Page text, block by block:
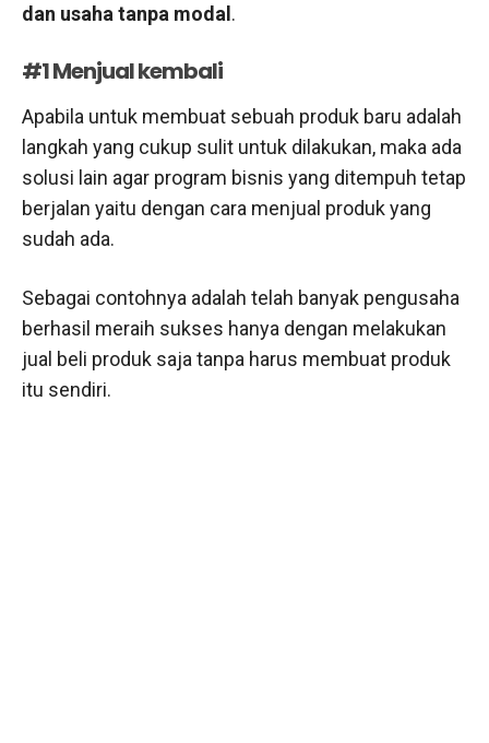
dan usaha tanpa modal.
#1 Menjual kembali
Apabila untuk membuat sebuah produk baru adalah
langkah yang cukup sulit untuk dilakukan, maka ada
solusi lain agar program bisnis yang ditempuh tetap
berjalan yaitu dengan cara menjual produk yang
sudah ada.
Sebagai contohnya adalah telah banyak pengusaha
berhasil meraih sukses hanya dengan melakukan
jual beli produk saja tanpa harus membuat produk
itu sendiri.